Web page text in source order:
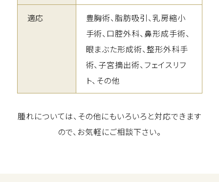
適応
豊胸術、脂肪吸引、乳房縮小
手術、口腔外科、鼻形成手術、
眼まぶた形成術、整形外科手
術、子宮摘出術、フェイスリフ
ト、その他
腫れについては、その他にもいろいろと対応できます
ので、お気軽にご相談下さい。